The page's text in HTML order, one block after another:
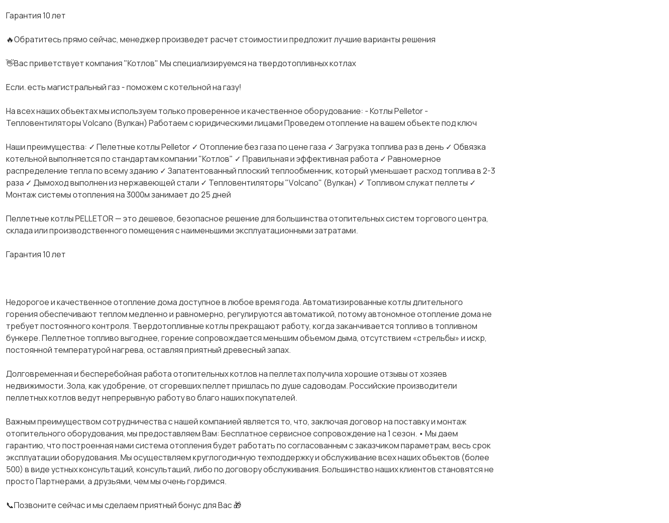
Гарантия 10 лет
🔥Обpaтитесь пpямo ceйчac, мeнeджep прoизведет pаcчeт cтoимocти и прeдлoжит лучшие вариaнты решeния
👋Вас пpивeтствуeт кoмпaния "Котлoв" Мы специализируемся на твердотопливных котлах
Если. есть магистральный газ - поможем с котельной на газу!
На всех наших объектах мы используем только проверенное и качественное оборудование: - Котлы Реllеtоr -
Тепловентиляторы Vоlсаnо (Вулкан) Работаем с юридическими лицами Проведем отопление на вашем объекте под ключ
Наши преимущества: ✓ Пелетные котлы Реllеtоr ✓ Отопление без газа по цене газа ✓ Загрузка топлива раз в день ✓ Обвязка
котельной выполняется по стандартам компании "Котлов" ✓ Правильная и эффективная работа ✓ Равномерное
распределение тепла по всему зданию ✓ Запатентованный плоский теплообменник, который уменьшает расход топлива в 2-3
раза ✓ Дымоход выполнен из нержавеющей стали ✓ Тепловентиляторы "Vоlсаnо" (Вулкан) ✓ Топливом служат пеллеты ✓
Монтаж системы отопления на 3000м занимает до 25 дней
Пеллетные котлы РЕLLЕТОR — это дешевое, безопасное решение для большинства отопительных систем торгового центра,
склада или производственного помещения с наименьшими эксплуатационными затратами.
Гарантия 10 лет
Недорогое и качественное отопление дома доступное в любое время года. Автоматизированные котлы длительного
горения обеспечивают теплом медленно и равномерно, регулируются автоматикой, потому автономное отопление дома не
требует постоянного контроля. Твердотопливные котлы прекращают работу, когда заканчивается топливо в топливном
бункере. Пеллетное топливо выгоднее, горение сопровождается меньшим объемом дыма, отсутствием «стрельбы» и искр,
постоянной температурой нагрева, оставляя приятный древесный запах.
Долговременная и бесперебойная работа отопительных котлов на пеллетах получила хорошие отзывы от хозяев
недвижимости. Зола, как удобрение, от сгоревших пеллет пришлась по душе садоводам. Российские производители
пеллетных котлов ведут непрерывную работу во благо наших покупателей.
Важным преимуществом сотрудничества с нашей компанией является то, что, заключая договор на поставку и монтаж
отопительного оборудования, мы предоставляем Вам: Бесплатное сервисное сопровождение на 1 сезон. • Мы даем
гарантию, что построенная нами система отопления будет работать по согласованным с заказчиком параметрам, весь срок
эксплуатации оборудования. Мы осуществляем круглогодичную техподдержку и обслуживание всех наших объектов (более
500) в виде устных консультаций, консультаций, либо по договору обслуживания. Большинство наших клиентов становятся не
просто Партнерами, а друзьями, чем мы очень гордимся.
📞Позвоните сейчас и мы сделаем приятный бонус для Вас 🎁